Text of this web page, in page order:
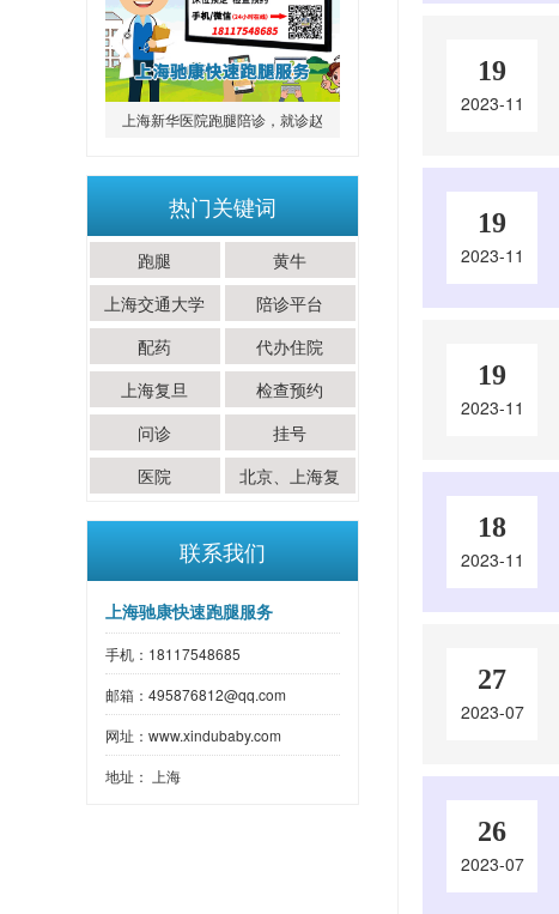
上海新华医院跑腿陪诊，就诊赵
热门关键词
跑腿
黄牛
上海交通大学
陪诊平台
配药
代办住院
上海复旦
检查预约
问诊
挂号
医院
北京、上海复
学、医院、黄
牛、挂号、陪诊
平台、问诊、配
药、检查预约、
跑腿、代办住院
联系我们
上海驰康快速跑腿服务
手机：18117548685
邮箱：495876812@qq.com
网址：www.xindubaby.com
地址： 上海
19
2023-11
19
2023-11
19
2023-11
18
2023-11
27
2023-07
26
2023-07